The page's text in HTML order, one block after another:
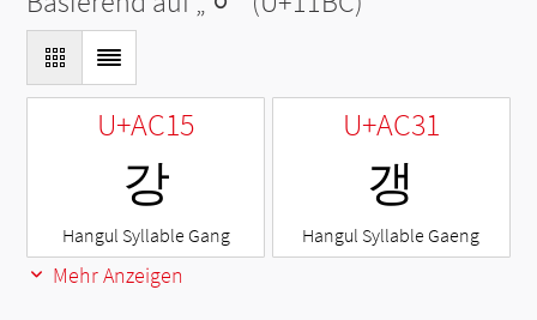
U+AC15
강
Hangul Syllable Gang
U+AC31
갱
Hangul Syllable Gaeng
Mehr Anzeigen